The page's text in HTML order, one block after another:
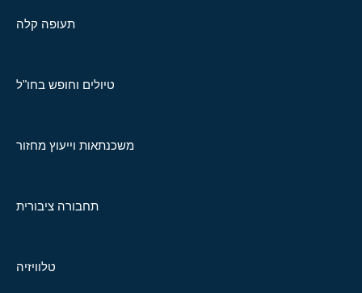
תעופה קלה
טיולים וחופש בחו"ל
משכנתאות וייעוץ מחזור
תחבורה ציבורית
טלוויזיה